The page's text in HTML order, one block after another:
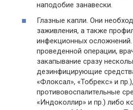
наподобие занавески.
Глазные капли. Они
заживления, а также
инфекционных
проведенной операции,
закапывание сразу
дезинфицирующие
«Флоксал», «Тобрекс» и пр.),
противовоспалительные
«Индоколлир» и пр.) либо